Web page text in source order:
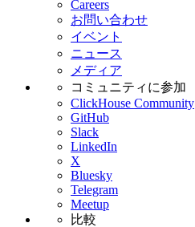
Careers
お問い合わせ
イベント
ニュース
メディア
コミュニティに参加
ClickHouse Community
GitHub
Slack
LinkedIn
X
Bluesky
Telegram
Meetup
比較